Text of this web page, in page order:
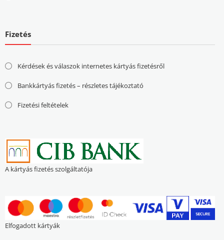
Fizetés
Kérdések és válaszok internetes kártyás fizetésről
Bankkártyás fizetés – részletes tájékoztató
Fizetési feltételek
A kártyás fizetés szolgáltatója
Elfogadott kártyák